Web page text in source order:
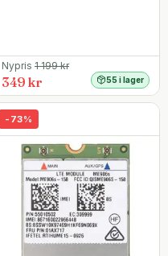
Nypris 1 199kr
349 kr 55 i lager
- 73%